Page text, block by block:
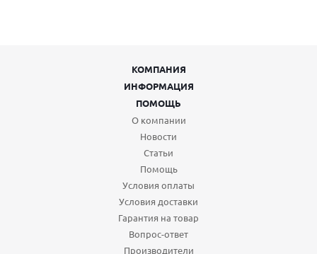
КОМПАНИЯ
ИНФОРМАЦИЯ
ПОМОЩЬ
О компании
Новости
Статьи
Помощь
Условия оплаты
Условия доставки
Гарантия на товар
Вопрос-ответ
Производители